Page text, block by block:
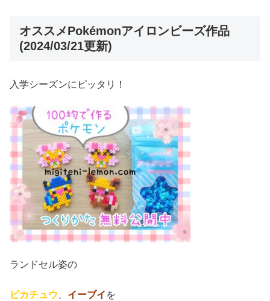
オススメPokémonアイロンビーズ作品
(2024/03/21更新)
入学シーズンにピッタリ！
ランドセル姿の
ピカチュウ イーブイ を